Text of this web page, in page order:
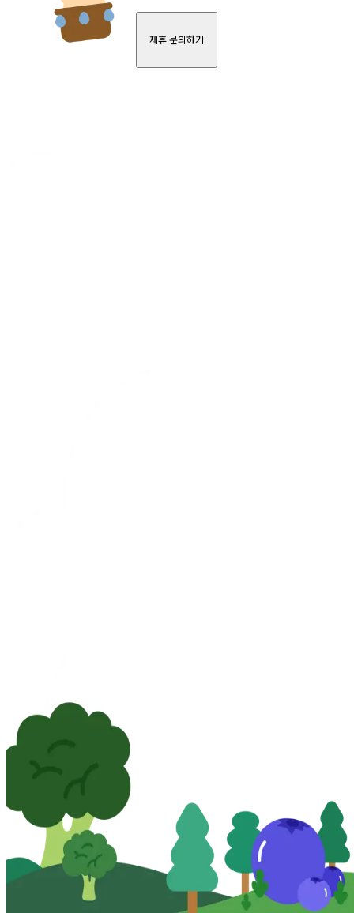
제휴 문의하기